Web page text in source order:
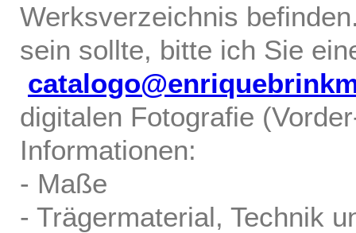
Werksverzeichnis
sein sollte, bitte ich Sie
digitalen Fotografie
Informationen:
- Maße
- Trägermaterial, Technik